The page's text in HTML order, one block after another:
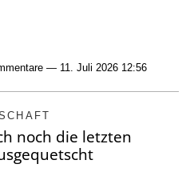
— 11. Juli 2026 12:56
noch die letzten